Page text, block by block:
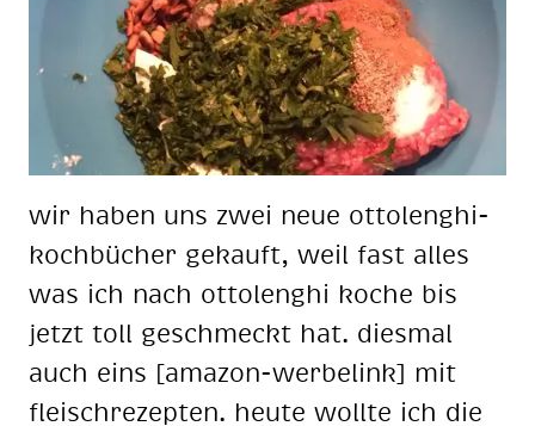
wir ha­ben uns zwei neue ot­to­lenghi-
koch­bü­cher ge­kauft, weil fast al­les
was ich nach ot­to­lenghi ko­che bis
jetzt toll ge­schmeckt hat. dies­mal
auch eins [ama­zon-wer­be­link] mit
fleisch­re­zep­ten. heu­te woll­te ich die